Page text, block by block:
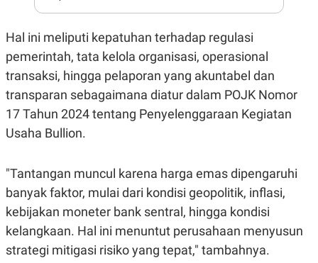
E
E
N
T
E
I
A
N
E
S
T
A
R
I
Hal ini meliputi kepatuhan terhadap regulasi
pemerintah, tata kelola organisasi, operasional
transaksi, hingga pelaporan yang akuntabel dan
transparan sebagaimana diatur dalam POJK Nomor
17 Tahun 2024 tentang Penyelenggaraan Kegiatan
Usaha Bullion.
"Tantangan muncul karena harga emas dipengaruhi
banyak faktor, mulai dari kondisi geopolitik, inflasi,
kebijakan moneter bank sentral, hingga kondisi
kelangkaan. Hal ini menuntut perusahaan menyusun
strategi mitigasi risiko yang tepat," tambahnya.